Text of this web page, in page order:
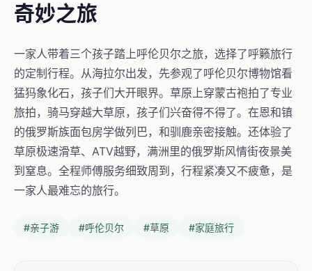
奇妙之旅
一家人带着三个孩子踏上呼伦贝尔之旅，选择了呼籁旅行
的定制行程。从海拉尔出发，先参观了呼伦贝尔博物馆看
猛犸象化石，孩子们大开眼界。草原上穿蒙古袍拍了专业
旅拍，骑马穿越大草原，孩子们兴奋得不得了。在恩和镇
的俄罗斯族面包房学做列巴，和驯鹿亲密接触。还体验了
草原极速滑草、ATV越野，满洲里的俄罗斯风情街夜景美
到窒息。全程师傅服务细致周到，行程紧凑又不疲惫，是
一家人最难忘的旅行。
#亲子游 #呼伦贝尔 #草原 #家庭旅行